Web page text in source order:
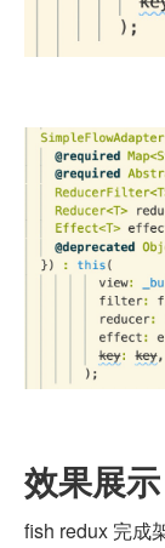
效果展示
fish redux 完成